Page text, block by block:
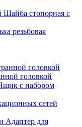
Шайба стопорная с
резьбовая
головкой
с набором
сетей
Адаптер для